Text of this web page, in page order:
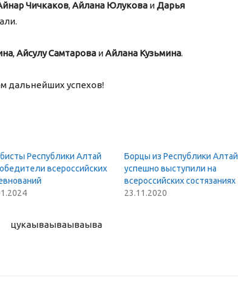
Чичкаков,Айлана Юлукова иДарья
,Айсулу Самтарова иАйлана Кузьмина.
дальнейших успехов!
Республики Алтай
всероссийских
Борцы из Республики Алтай
успешно выступили на
всероссийских состязаниях
23.11.2020
цукаываываываыва